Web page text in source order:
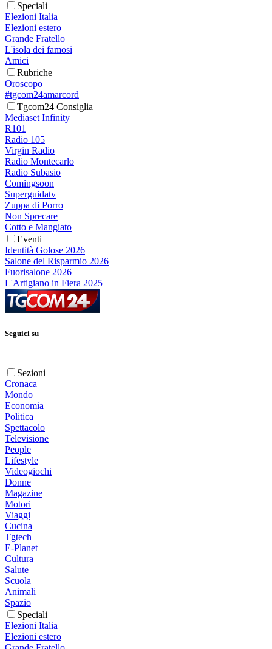
Speciali
Elezioni Italia
Elezioni estero
Grande Fratello
L'isola dei famosi
Amici
Rubriche
Oroscopo
#tgcom24amarcord
Tgcom24 Consiglia
Mediaset Infinity
R101
Radio 105
Virgin Radio
Radio Montecarlo
Radio Subasio
Comingsoon
Superguidatv
Zuppa di Porro
Non Sprecare
Cotto e Mangiato
Eventi
Identità Golose 2026
Salone del Risparmio 2026
Fuorisalone 2026
L'Artigiano in Fiera 2025
Seguici su
Sezioni
Cronaca
Mondo
Economia
Politica
Spettacolo
Televisione
People
Lifestyle
Videogiochi
Donne
Magazine
Motori
Viaggi
Cucina
Tgtech
E-Planet
Cultura
Salute
Scuola
Animali
Spazio
Speciali
Elezioni Italia
Elezioni estero